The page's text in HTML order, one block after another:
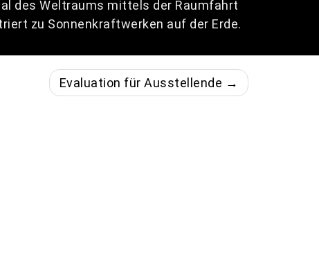
des Weltraums mittels der Raumfahrt
zu Sonnenkraftwerken auf der Erde.
Evaluation für Ausstellende →